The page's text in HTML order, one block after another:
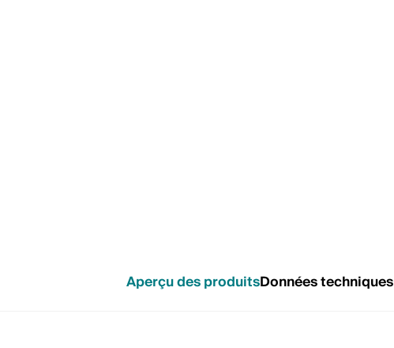
Aperçu des produitsDonnées techniques